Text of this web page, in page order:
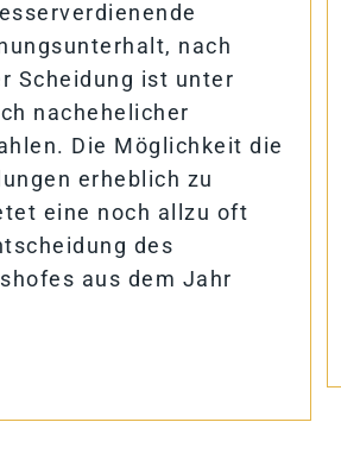
nach
Scheidung ist unter
nachehelicher
Die Möglichkeit die
erheblich zu
eine noch allzu oft
des
aus dem Jahr